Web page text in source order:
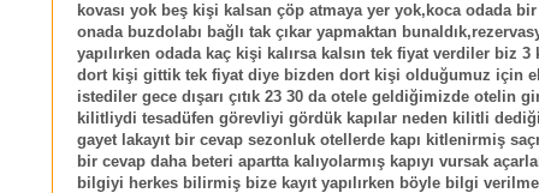
kovası yok beş kişi kalsan çöp atmaya yer yok,koca odada
onada buzdolabı bağlı tak çıkar yapmaktan
yapılırken odada kaç kişi kalırsa kalsın tek fiyat verdiler biz 3
dort kişi gittik tek fiyat diye bizden dort kişi olduğumuz için
istediler gece dışarı çıtık 23 30 da otele geldiğimizde otelin
kilitliydi tesadüfen görevliyi gördük kapılar neden kilitli
gayet lakayıt bir cevap sezonluk otellerde kapı kitlenirmiş
bir cevap daha beteri apartta kalıyolarmış kapıyı vursak
bilgiyi herkes bilirmiş bize kayıt yapılırken böyle bilgi